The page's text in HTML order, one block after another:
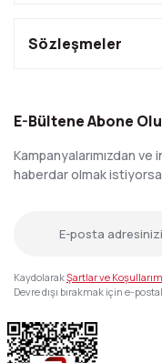
Sözleşmeler
E-Bültene Abone
Kampanyalarımızdan
haberdar olmak
KaydolarakŞartlar ve
Devre dışı bırakmak için e-